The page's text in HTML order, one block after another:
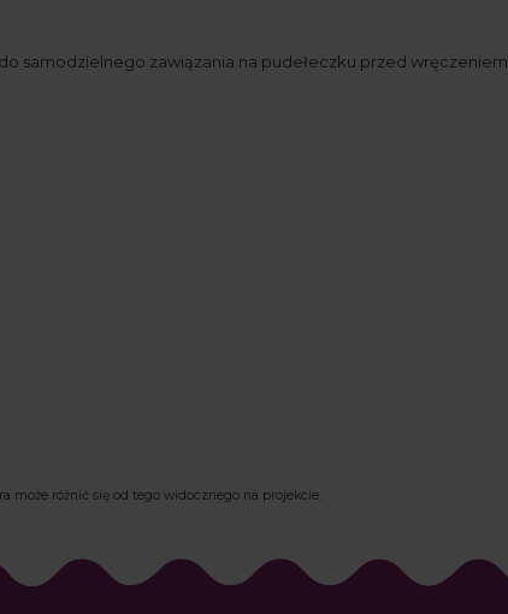
samodzielnego zawiązania na pudełeczku przed wręczeniem.
różnić się od tego widocznego na projekcie.